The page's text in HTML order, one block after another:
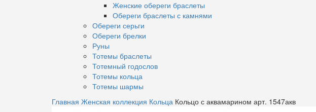
Женские обереги браслеты
Обереги браслеты с камнями
Обереги серьги
Обереги брелки
Руны
Тотемы браслеты
Тотемный годослов
Тотемы кольца
Тотемы шармы
Главная Женская коллекция Кольца Кольцо с аквамарином арт. 1547акв